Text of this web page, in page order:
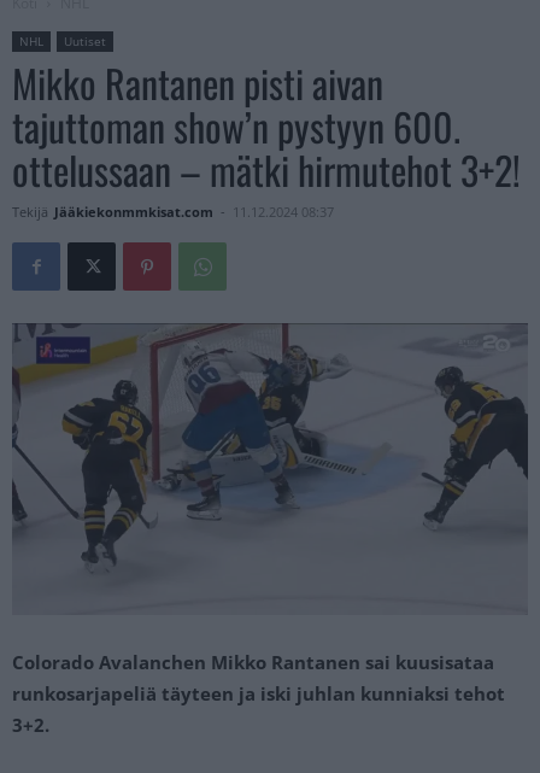
NHL Uutiset
Mikko Rantanen pisti aivan
tajuttoman show’n pystyyn 600.
ottelussaan – mätki hirmutehot 3+2!
Tekijä Jääkiekonmmkisat.com - 11.12.2024 08:37
Colorado Avalanchen Mikko Rantanen sai kuusisataa
runkosarjapeliä täyteen ja iski juhlan kunniaksi tehot
3+2.